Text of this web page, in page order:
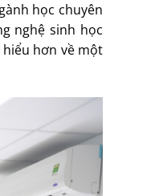
học chuyên
nghệ sinh học
hơn về một